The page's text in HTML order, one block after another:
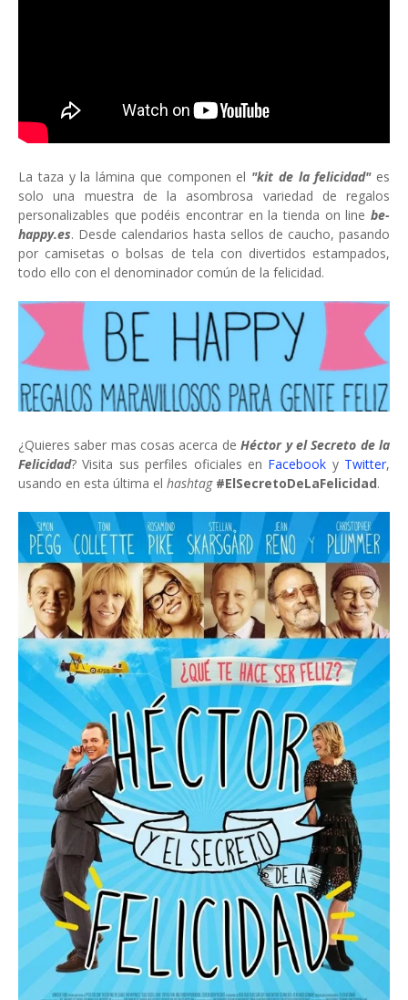
La taza y la lámina que componen el "kit de la felicidad"es
solo una muestra de la asombrosa variedad de regalos
personalizables que podéis encontrar en la tienda on line be-
happy.es. Desde calendarios hasta sellos de caucho, pasando
por camisetas o bolsas de tela con divertidos estampados,
todo ello con el denominador común de la felicidad.
¿Quieres saber mas cosas acerca deHéctor y el Secreto de la
Felicidad? Visita sus perfiles oficiales en Facebook y Twitter,
usando en esta última el hashtag #ElSecretoDeLaFelicidad.